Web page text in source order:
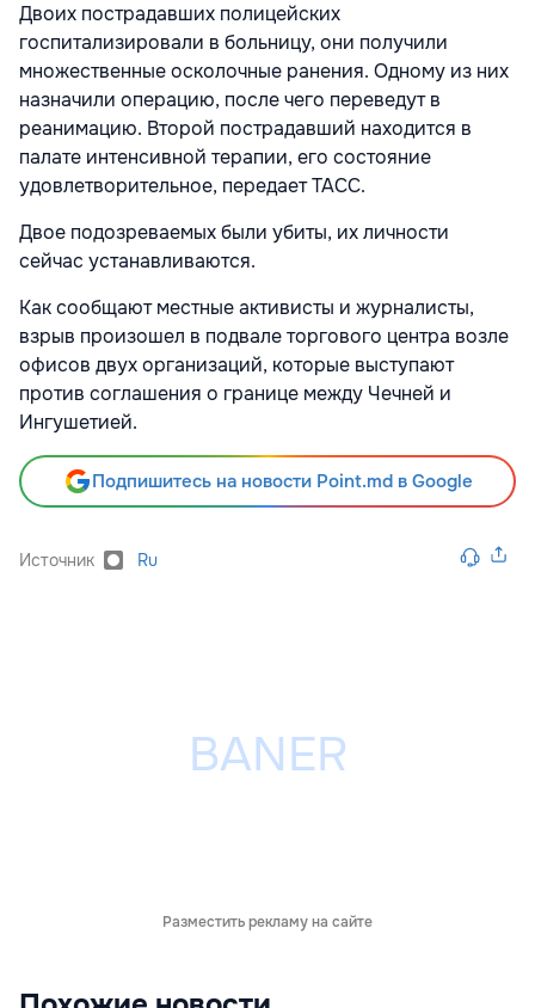
Двоих пострадавших полицейских
госпитализировали в больницу, они получили
множественные осколочные ранения. Одному из них
назначили операцию, после чего переведут в
реанимацию. Второй пострадавший находится в
палате интенсивной терапии, его состояние
удовлетворительное, передает ТАСС.
Двое подозреваемых были убиты, их личности
сейчас устанавливаются.
Как сообщают местные активисты и журналисты,
взрыв произошел в подвале торгового центра возле
офисов двух организаций, которые выступают
против соглашения о границе между Чечней и
Ингушетией.
Подпишитесь на новости Point.md в Google
Источник Ru
Разместить рекламу на сайте